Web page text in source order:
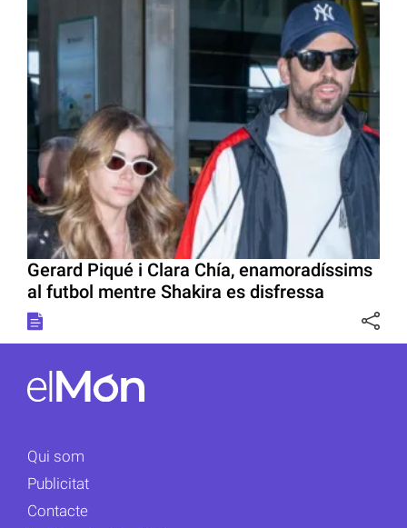
Gerard Piqué i Clara Chía, enamoradíssims
al futbol mentre Shakira es disfressa
Qui som
Publicitat
Contacte